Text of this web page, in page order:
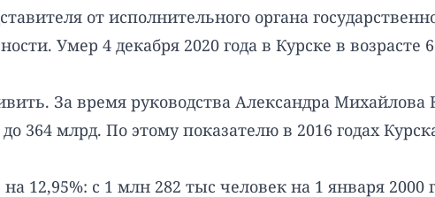
от исполнительного органа
Умер 4 декабря 2020 года в Курске в возрасте
За время руководства Александра Михайлова
364 млрд. По этому показателю в 2016 годах
12,95%: с 1 млн 282 тыс человек на 1 января 2000